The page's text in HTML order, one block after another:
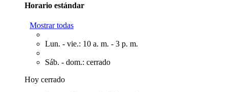
Horario estándar
Mostrar todas
Lun. - vie.: 10 a. m. - 3 p. m.
Sáb. - dom.: cerrado
Hoy cerrado